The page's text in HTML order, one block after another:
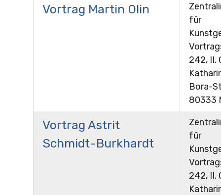
Vortrag Martin Olin
für
242, II.
Bora-
80333
Vortrag Astrit
Schmidt-Burkhardt
für
242, II.